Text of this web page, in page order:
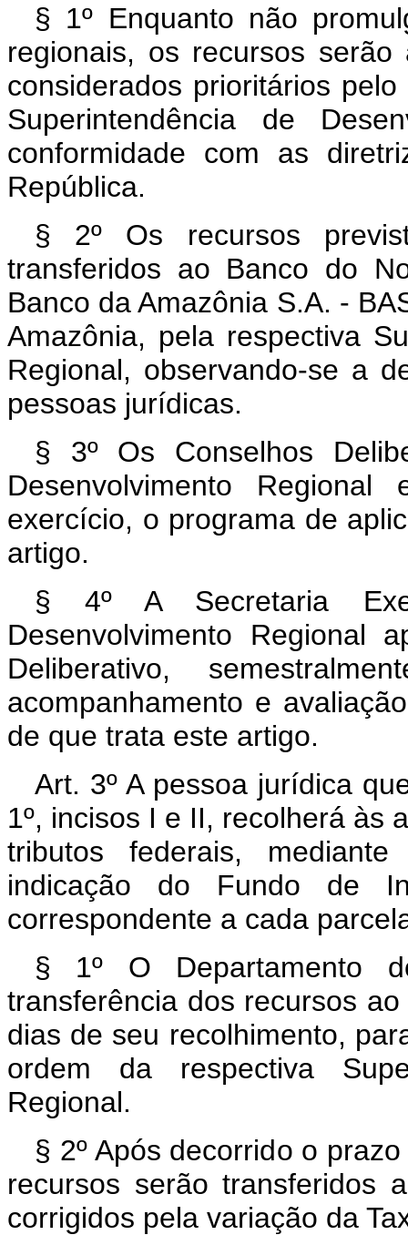
§ 1º Enquanto não
regionais, os recursos
considerados prioritários
Superintendência de
conformidade com as
República.
§ 2º Os recursos
transferidos ao Banco do
Banco da Amazônia S.A. -
Amazônia, pela respectiva
Regional, observando-se a
pessoas jurídicas.
§ 3º Os Conselhos
Desenvolvimento
exercício, o programa de
artigo.
§ 4º A Secretaria
Desenvolvimento Regional
Deliberativo,
acompanhamento e
de que trata este artigo.
Art. 3º A pessoa jurídica
1º, incisos I e II, recolherá às
tributos federais,
indicação do Fundo de
correspondente a cada
§ 1º O Departamento
transferência dos recursos
dias de seu recolhimento,
ordem da respectiva
Regional.
§ 2º Após decorrido o
recursos serão transferidos
corrigidos pela variação da